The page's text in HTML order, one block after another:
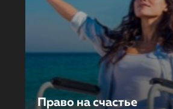
Право на счастье